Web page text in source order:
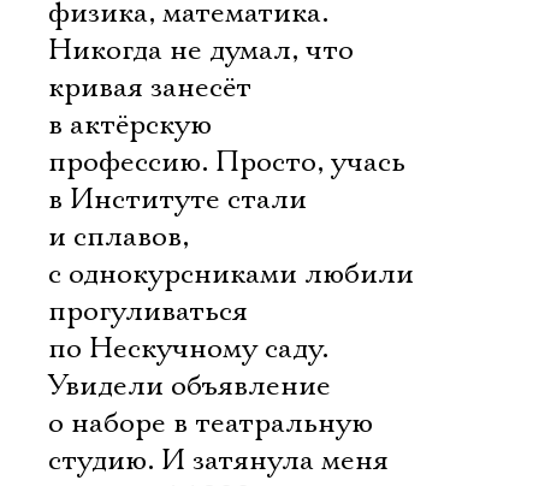
физика, математика.
Никогда не думал, что
кривая занесёт
в актёрскую
профессию. Просто, учась
в Институте стали
и сплавов,
с однокурсниками любили
прогуливаться
по Нескучному саду.
Увидели объявление
о наборе в театральную
студию. И затянула меня